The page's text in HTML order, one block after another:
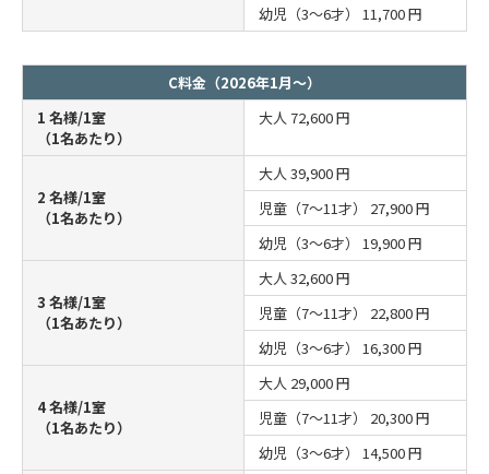
幼児（3～6才） 11,700 円
C料金（2026年1月～）
1 名様/1室
（1名あたり）
大人 72,600 円
2 名様/1室
（1名あたり）
大人 39,900 円
児童（7～11才） 27,900 円
幼児（3～6才） 19,900 円
3 名様/1室
（1名あたり）
大人 32,600 円
児童（7～11才） 22,800 円
幼児（3～6才） 16,300 円
4 名様/1室
（1名あたり）
大人 29,000 円
児童（7～11才） 20,300 円
幼児（3～6才） 14,500 円